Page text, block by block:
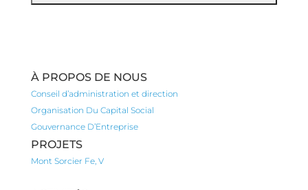
À PROPOS DE NOUS
Conseil d’administration et direction
Organisation Du Capital Social
Gouvernance D’Entreprise
PROJETS
Mont Sorcier Fe, V